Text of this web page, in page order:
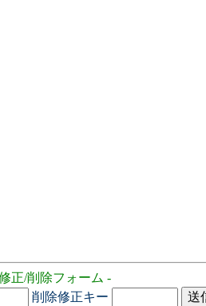
正/削除フォーム -
削除修正キー